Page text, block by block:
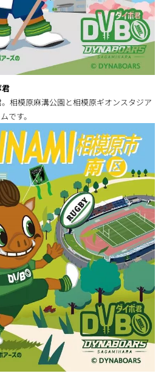
相模原麻溝公園と相模原ギオンスタジア
です。